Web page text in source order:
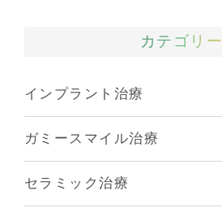
カテゴリー
インプラント治療
ガミースマイル治療
セラミック治療